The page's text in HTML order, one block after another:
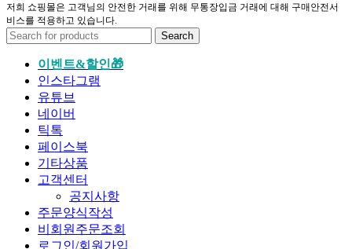
저희 쇼핑몰은 고객님의 안전한 거래를 위해 무통장입금 거래에 대해 구매안전서
비스를 적용하고 있습니다.
Search
이벤트&할인🎁
인스타그램
유튜브
네이버
틱톡
페이스북
기타상품
고객센터
공지사항
주문양식작성
비회원주문조회
로그인/회원가입